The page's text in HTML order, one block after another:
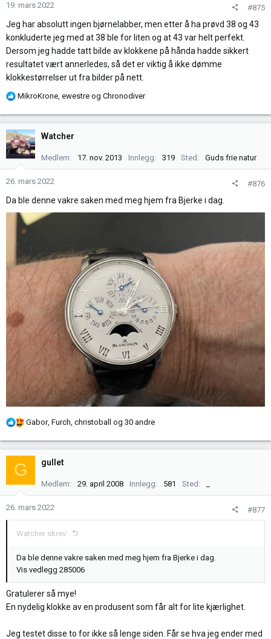
19. mars 2022 #875
Jeg har absolutt ingen bjørnelabber, men etter å ha prøvd 38 og 43
konkluderte jeg med at 38 ble for liten og at 43 var helt perfekt.
Dersom jeg hadde tatt bilde av klokkene på hånda hadde sikkert
resultatet vært annerledes, så det er viktig å ikke dømme
klokkestørrelser ut fra bilder på nett.
R
k
s
j
n
r
MikroKrone, ewestre og Chronodiver
Watcher
Medlem 17. nov. 2013 Innlegg 319 Sted Guds frie natur
26. mars 2022 #876
Da ble denne vakre saken med meg hjem fra Bjerke i dag.
R
k
s
o
n
e
r
Gabor, Furch christoball og 30 andre
G gullet
Medlem 29. april 2008 Innlegg 581 Sted
26. mars 2022 #877
Watcher skrev:
Da ble denne vakre saken med meg hjem fra Bjerke i dag.
Vis vedlegg 285006
Gratulerer så mye!
En nydelig klokke av en produsent som får alt for lite kjærlighet.
Jeg testet disse to for ikke så lenge siden. Får se hva jeg ender med